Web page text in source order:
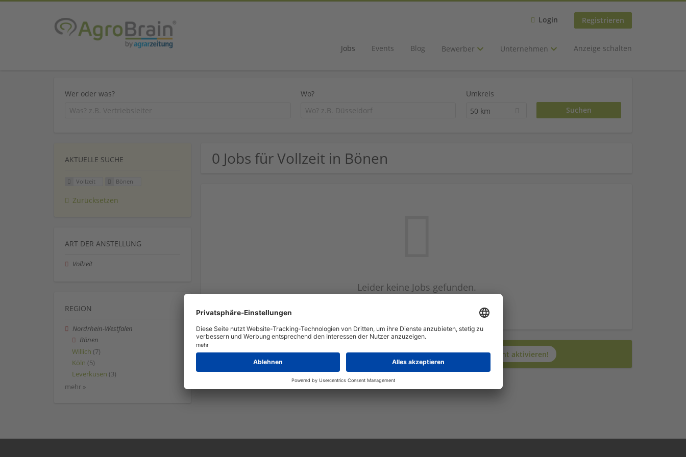
Login Registrieren
Jobs Events Blog Bewerber Unternehmen Anzeige schalten
Wer oder was? Wo?
Umkreis
50 km
0 Jobs für Vollzeit in Bönen
Leider keine Jobs gefunden.
Automatisch neue Jobs per E-Mail erhalten? Jetzt JobAgent aktivieren!
AKTUELLE SUCHE
Vollzeit Bönen
Zurücksetzen
ART DER ANSTELLUNG
Vollzeit
REGION
Nordrhein-Westfalen
Bönen
Willich (7)
Köln (5)
Leverkusen (3)
mehr »